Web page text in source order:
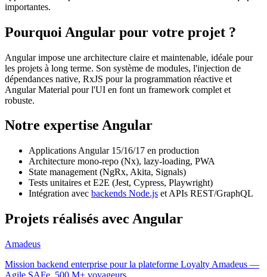
importantes.
Pourquoi Angular pour votre projet ?
Angular impose une architecture claire et maintenable, idéale pour
les projets à long terme. Son système de modules, l'injection de
dépendances native, RxJS pour la programmation réactive et
Angular Material pour l'UI en font un framework complet et
robuste.
Notre expertise Angular
Applications Angular 15/16/17 en production
Architecture mono-repo (Nx), lazy-loading, PWA
State management (NgRx, Akita, Signals)
Tests unitaires et E2E (Jest, Cypress, Playwright)
Intégration avec backends Node.js et APIs REST/GraphQL
Projets réalisés avec Angular
Amadeus
Mission backend enterprise pour la plateforme Loyalty Amadeus —